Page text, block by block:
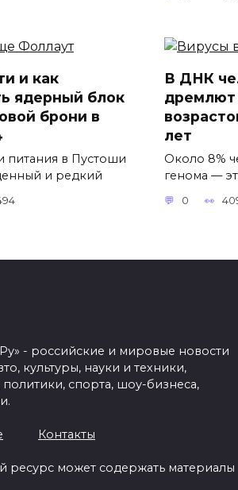
и как
ядерный блок
брони в
питания в Пустоши
и редкий
В ДНК
дремлют
лет
Около 8%
генома —
0
- российские и мировые новости
культуры, науки и техники,
политики, спорта, шоу-бизнеса,
Контакты
ресурс может содержать материалы